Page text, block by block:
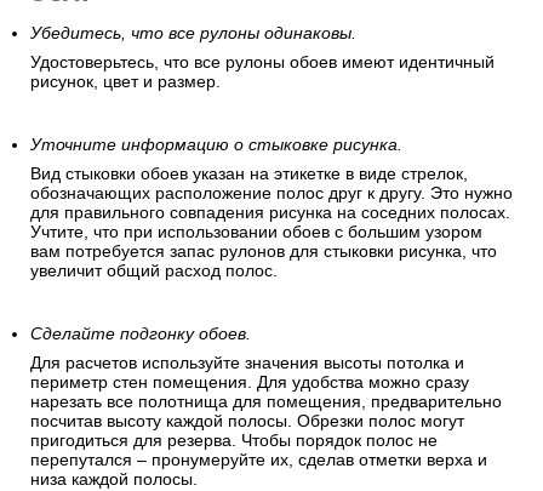
Убедитесь, что все рулоны одинаковы.
Удостоверьтесь, что все рулоны обоев имеют идентичный
рисунок, цвет и размер.
Уточните информацию о стыковке рисунка.
Вид стыковки обоев указан на этикетке в виде стрелок,
обозначающих расположение полос друг к другу. Это нужно
для правильного совпадения рисунка на соседних полосах.
Учтите, что при использовании обоев с большим узором
вам потребуется запас рулонов для стыковки рисунка, что
увеличит общий расход полос.
Сделайте подгонку обоев.
Для расчетов используйте значения высоты потолка и
периметр стен помещения. Для удобства можно сразу
нарезать все полотнища для помещения, предварительно
посчитав высоту каждой полосы. Обрезки полос могут
пригодиться для резерва. Чтобы порядок полос не
перепутался – пронумеруйте их, сделав отметки верха и
низа каждой полосы.